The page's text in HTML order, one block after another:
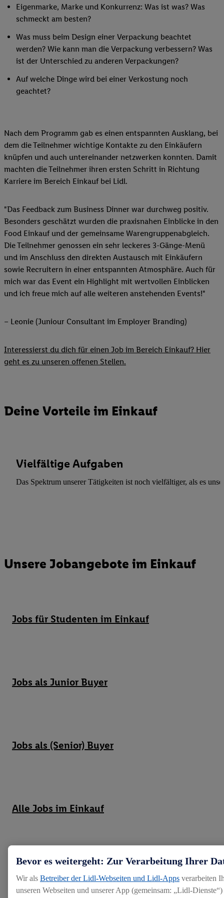
Eigenmarke, Marke und Konkurrenz: Was ist was? Was
schmeckt am besten?
Was muss beim Design einer Verpackung beachtet
werden? Wie kann man die Verpackung verbessern? Was
ist der Unterschied zu anderen Verpackungen?
Auf welche Dinge wird bei einer Verkostung noch
geachtet?
Nach dem Programm gab es einen entspannten Ausklang, bei
dem die Teilnehmer wichtige Kontakte zu den Einkäufern
knüpfen und auch untereinander netzwerken konnten. Damit
machten die Teilnehmer ihren ersten Schritt in Richtung
Karriere im Bereich Einkauf bei Lidl.
"Das Feedback zum Business Dinner war durchweg positiv.
Besonders geschätzt wurden die praxisnahen Einblicke in den
Food Einkauf und der gemeinsame Warengruppenabgleich.
Die Teilnehmer genossen ein sehr leckeres 3-Gänge-Menü
und im Anschluss den direkten Austausch mit Einkäufern
sowie Recruitern in einer entspannten Atmosphäre. Auch für
mich war das Event ein Highlight mit wertvollen Einblicken
und ich freue mich auf alle weiteren anstehenden Events!"
– Leonie (Juniour Consultant im Employer Branding)
Interessierst du dich für einen Job im Bereich Einkauf? Hier
geht es zu unseren offenen Stellen.
Deine Vorteile im Einkauf
Vielfältige Aufgaben
Das Spektrum unserer Tätigkeiten ist noch vielfältiger, als es
Unsere Jobangebote im Einkauf
Jobs für Studenten im Einkauf
Jobs als Junior Buyer
Jobs als (Senior) Buyer
Alle Jobs im Einkauf
Möchtest du dir einen
Überblick über alle
Bevor es weitergeht: Zur Verarbeitung Ihrer
Wir als Betreiber der Lidl-Webseiten und Lidl-Apps verarbeiten
unseren Webseiten und unserer App (gemeinsam: „Lidl-